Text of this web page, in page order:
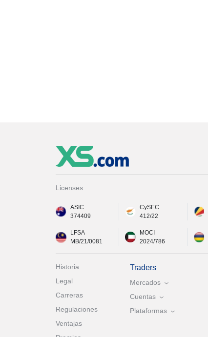
Licenses
ASIC
374409
CySEC
412/22
LFSA
MB/21/0081
MOCI
2024/786
Historia
Legal
Carreras
Regulaciones
Ventajas
Traders
Mercados
Cuentas
Plataformas